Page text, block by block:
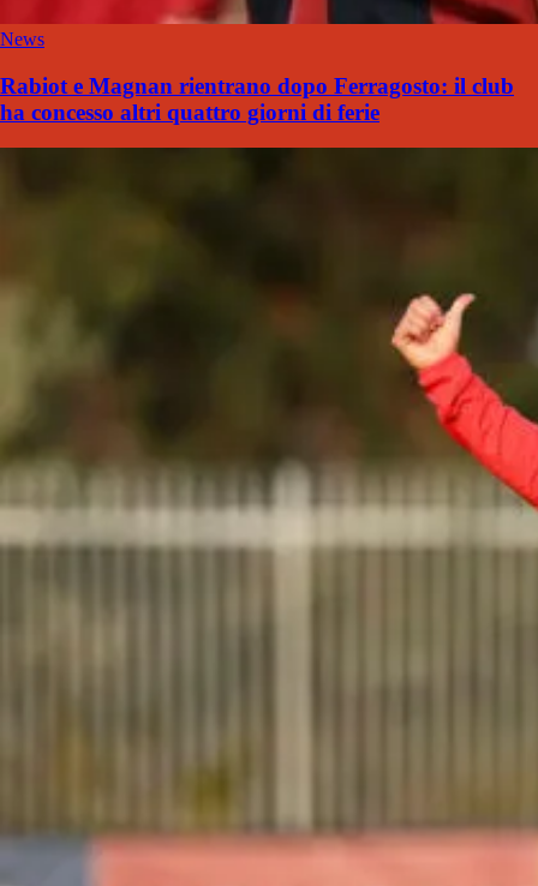
News
Rabiot e Magnan rientrano dopo Ferragosto: il club
ha concesso altri quattro giorni di ferie